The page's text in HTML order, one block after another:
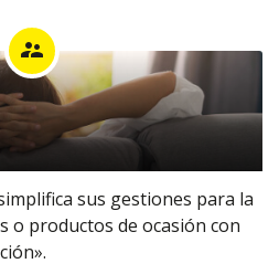
supervisor_account
sus gestiones para la
o productos de ocasión con